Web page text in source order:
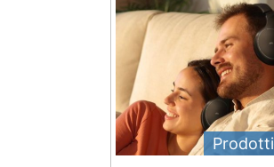
Prodotti